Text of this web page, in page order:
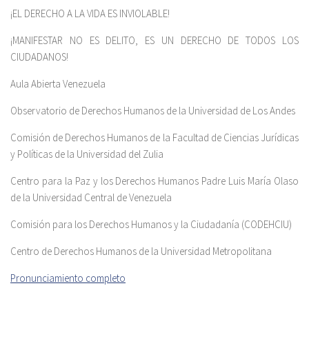
¡EL DERECHO A LA VIDA ES INVIOLABLE!
¡MANIFESTAR NO ES DELITO, ES UN DERECHO DE TODOS LOS
CIUDADANOS!
Aula Abierta Venezuela
Observatorio de Derechos Humanos de la Universidad de Los Andes
Comisión de Derechos Humanos de la Facultad de Ciencias Jurídicas
y Políticas de la Universidad del Zulia
Centro para la Paz y los Derechos Humanos Padre Luis María Olaso
de la Universidad Central de Venezuela
Comisión para los Derechos Humanos y la Ciudadanía (CODEHCIU)
Centro de Derechos Humanos de la Universidad Metropolitana
Pronunciamiento completo